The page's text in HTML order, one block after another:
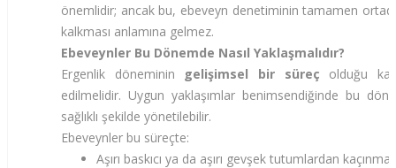
önemlidir; ancak bu, ebeveyn denetiminin tamamen
kalkması anlamına gelmez.
Ebeveynler Bu Dönemde Nasıl Yaklaşmalıdır?
Ergenlik döneminin gelişimsel bir süreç olduğu
edilmelidir. Uygun yaklaşımlar benimsendiğinde bu
sağlıklı şekilde yönetilebilir.
Ebeveynler bu süreçte:
Aşırı baskıcı ya da aşırı gevşek tutumlardan